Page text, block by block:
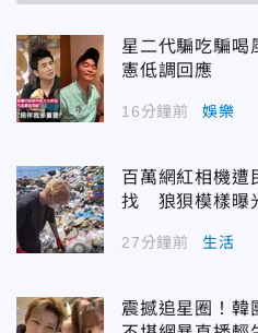
星二代騙吃騙喝
憲低調回應
16分鐘前 娛樂
百萬網紅相機遭
找 狼狽模樣曝
27分鐘前 生活
震撼追星圈！